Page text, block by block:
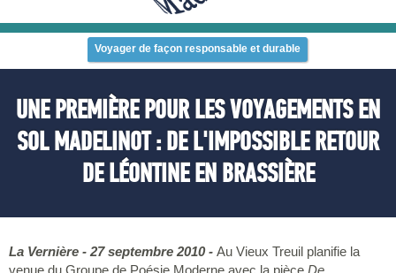
Voyager de façon responsable et durable
UNE PREMIÈRE POUR LES VOYAGEMENTS EN
SOL MADELINOT : DE L'IMPOSSIBLE RETOUR
DE LÉONTINE EN BRASSIÈRE
La Vernière - 27 septembre 2010 - Au Vieux Treuil planifie la
venue du Groupe de Poésie Moderne avec la pièce De